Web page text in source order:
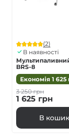
(2)
В наявності
BRS-8
Економія 1 625
3 250грн
1 625 грн
В кошик